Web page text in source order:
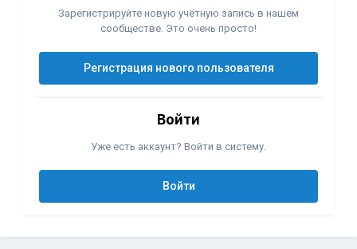
Зарегистрируйте новую учётную запись в нашем
сообществе. Это очень просто!
Регистрация нового пользователя
Войти
Уже есть аккаунт? Войти в систему.
Войти